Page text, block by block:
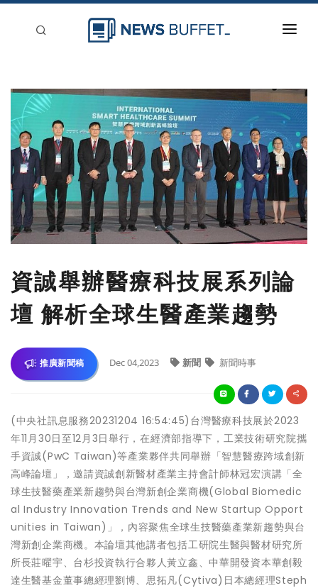
新聞稿分類
登入
刊登
資誠舉辦醫療科技展系列論
壇 解析全球生醫產業趨勢
推廣新聞稿 Dec 04,2023 新聞 新聞時事
(中央社訊息服務20231204 16:54:45)台灣醫療科技展於2023
年11月30日至12月3日舉行，在經濟部指導下，工業技術研究院攜
手資誠(PwC Taiwan)等產業夥伴共同舉辦「智慧醫療跨域創新
高峰論壇」，邀請資誠創新醫材產業主持會計師林冠宏演講「全
球生技醫藥產業新趨勢與台灣新創企業商機(Global Biomedic
al Industry Innovation Trends and New Startup Opport
unities in Taiwan)」，內容聚焦全球生技醫藥產業新趨勢與台
灣新創企業商機。本論壇其他講者包括工研院生醫與醫材研究所
所長莊曜宇、台杉投資執行合夥人黃立鑫、中華開發資本華創毅
達生醫基金董事總經理劉博、思拓凡(Cytiva)日本總經理Steph